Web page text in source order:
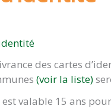
des cartes
(voir la liste)
est valable 15 ans